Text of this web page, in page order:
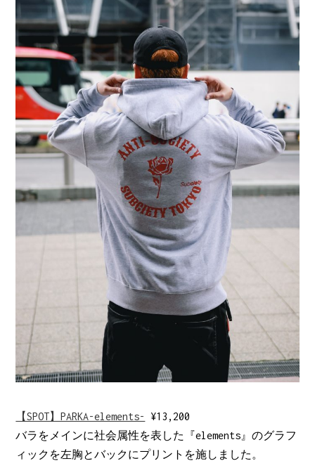
【SPOT】PARKA-elements-
¥13,200
バラをメインに社会属性を表した『elements』のグラフ
ィックを左胸とバックにプリントを施しました。